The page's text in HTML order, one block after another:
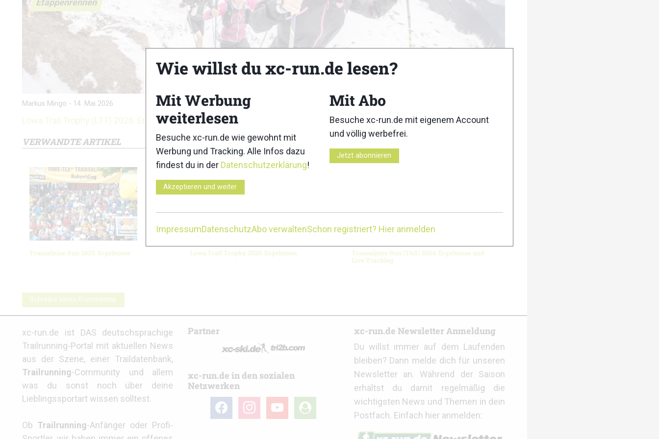
Markus Mingo - 14. Mai 2026
Lowa Trail Trophy (LTT) 2026: Ergebnisse
VERWANDTE ARTIKEL
Transalpine Run 2025: Ergebnisse Lowa Trail Trophy 2025: Ergebnisse
Transalpine Run (TAR) 2024: Ergebnisse und
Live Tracking
Schreibe einen Kommentar
xc-run.de ist DAS deutschsprachige
Trailrunning-Portal mit aktuellen News
aus der Szene, einer Traildatenbank,
Trailrunning-Community und allem
was du sonst noch über deine
Lieblingssportart wissen solltest.
Ob Trailrunning-Anfänger oder Profi-
Partner
xc-run.de in den sozialen
Netzwerken
facebookinstagramyoutube
user-
circle
xc-run.de Newsletter Anmeldung
Du willst immer auf dem Laufenden
bleiben? Dann melde dich für unseren
Newsletter an. Während der Saison
erhältst du damit regelmäßig die
wichtigsten News und Themen in dein
Postfach. Einfach hier anmelden:
Wie willst du xc-run.de lesen?
Mit Werbung
weiterlesen
Besuche xc-run.de wie gewohnt mit
Werbung und Tracking. Alle Infos dazu
findest du in der Datenschutzerklärung!
Akzeptieren und weiter
Mit Abo
Besuche xc-run.de mit eigenem Account
und völlig werbefrei.
Jetzt abonnieren
ImpressumDatenschutzAbo verwaltenSchon registriert? Hier anmelden